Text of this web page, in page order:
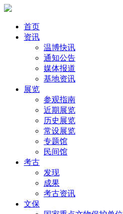
首页
资讯
温博快讯
通知公告
媒体报道
基地资讯
展览
参观指南
近期展览
历史展览
常设展览
专题馆
民间馆
考古
发现
成果
考古资讯
文保